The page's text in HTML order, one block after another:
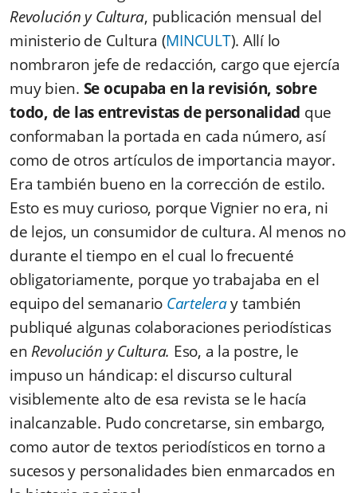
Revolución y Cultura, publicación mensual del
ministerio de Cultura (MINCULT). Allí lo
nombraron jefe de redacción, cargo que ejercía
muy bien. Se ocupaba en la revisión, sobre
todo, de las entrevistas de personalidad que
conformaban la portada en cada número, así
como de otros artículos de importancia mayor.
Era también bueno en la corrección de estilo.
Esto es muy curioso, porque Vignier no era, ni
de lejos, un consumidor de cultura. Al menos no
durante el tiempo en el cual lo frecuenté
obligatoriamente, porque yo trabajaba en el
equipo del semanario Carteleray también
publiqué algunas colaboraciones periodísticas
en Revolución y Cultura. Eso, a la postre, le
impuso un hándicap: el discurso cultural
visiblemente alto de esa revista se le hacía
inalcanzable. Pudo concretarse, sin embargo,
como autor de textos periodísticos en torno a
sucesos y personalidades bien enmarcados en